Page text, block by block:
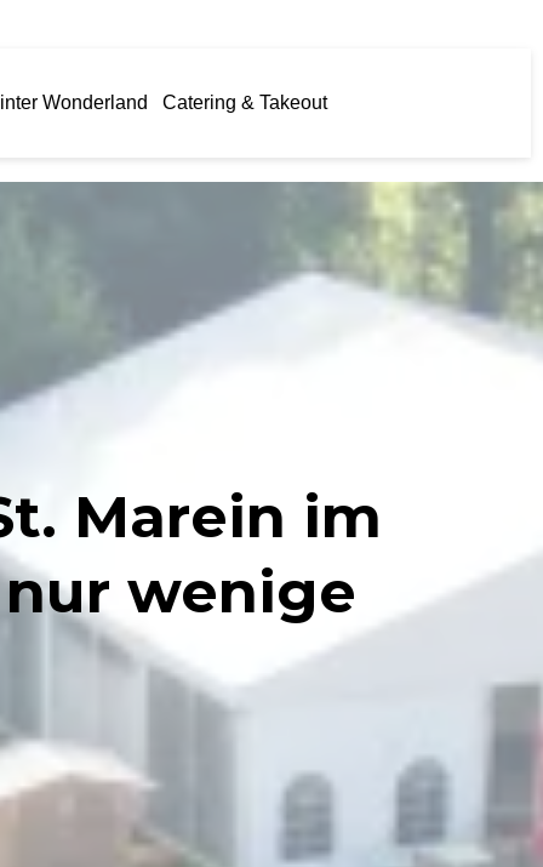
Wonderland Catering & Takeout
Marein im
nur wenige